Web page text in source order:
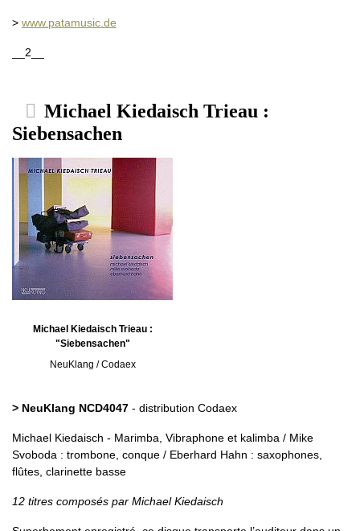
> www.patamusic.de
__2__
Michael Kiedaisch Trieau :
Siebensachen
Michael Kiedaisch Trieau :
"Siebensachen"
NeuKlang / Codaex
> NeuKlang NCD4047 - distribution Codaex
Michael Kiedaisch - Marimba, Vibraphone et kalimba / Mike
Svoboda : trombone, conque / Eberhard Hahn : saxophones,
flûtes, clarinette basse
12 titres composés par Michael Kiedaisch